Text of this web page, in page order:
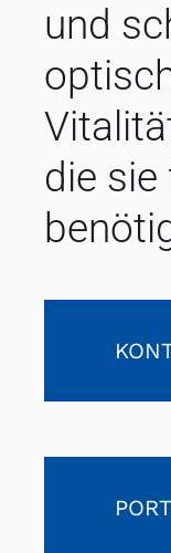
und
die sie